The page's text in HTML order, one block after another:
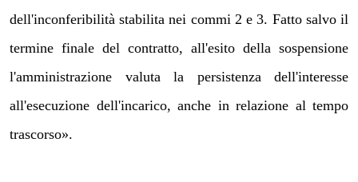
dell'inconferibilità stabilita nei commi 2 e 3. Fatto salvo il
termine finale del contratto, all'esito della sospensione
l'amministrazione valuta la persistenza dell'interesse
all'esecuzione dell'incarico, anche in relazione al tempo
trascorso».